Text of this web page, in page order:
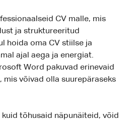
CV malle, mis
ja struktureeritud
hoida oma CV stiilse ja
ajal aega ja energiat.
Word pakuvad erinevaid
mis võivad olla suurepäraseks
tõhusaid näpunäiteid, võid